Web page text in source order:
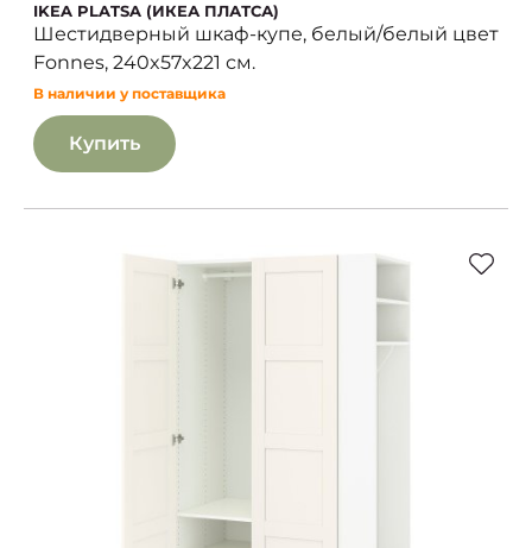
IKEA PLATSA (ИКЕА ПЛАТСА)
Шестидверный шкаф-купе, белый/белый цвет
Fonnes, 240x57x221 см.
В наличии у поставщика
Купить